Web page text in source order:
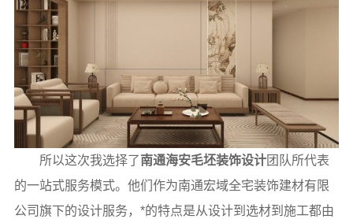
所以这次我选择了南通海安毛坯装饰设计团队所代表
的一站式服务模式。他们作为南通宏域全宅装饰建材有限
公司旗下的设计服务，*的特点是从设计到选材到施工都由